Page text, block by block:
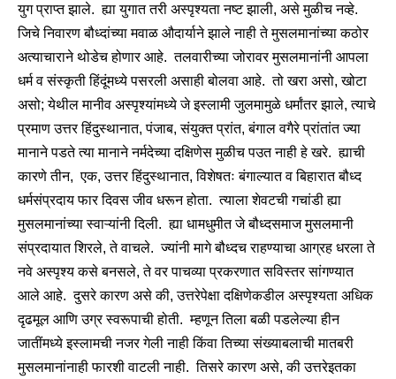
युग प्राप्त झाले. ह्या युगात तरी अस्पृश्यता नष्ट झाली, असे मुळीच नव्हे.
जिचे निवारण बौध्दांच्या मवाळ औदार्याने झाले नाही ते मुसलमानांच्या कठोर
अत्याचाराने थोडेच होणार आहे. तलवारीच्या जोरावर मुसलमानांनी आपला
धर्म व संस्कृती हिंदूंमध्ये पसरली असाही बोलवा आहे. तो खरा असो, खोटा
असो; येथील मानीव अस्पृश्यांमध्ये जे इस्लामी जुलमामुळे धर्मांतर झाले, त्याचे
प्रमाण उत्तर हिंदुस्थानात, पंजाब, संयुक्त प्रांत, बंगाल वगैरे प्रांतांत ज्या
मानाने पडते त्या मानाने नर्मदेच्या दक्षिणेस मुळीच पउत नाही हे खरे. ह्याची
कारणे तीन, एक, उत्तर हिंदुस्थानात, विशेषतः बंगाल्यात व बिहारात बौध्द
धर्मसंप्रदाय फार दिवस जीव धरून होता. त्याला शेवटची गचांडी ह्या
मुसलमानांच्या स्वाऱ्यांनी दिली. ह्या धामधुमीत जे बौध्दसमाज मुसलमानी
संप्रदायात शिरले, ते वाचले. ज्यांनी मागे बौध्दच राहण्याचा आग्रह धरला ते
नवे अस्पृश्य कसे बनसले, ते वर पाचव्या प्रकरणात सविस्तर सांगण्यात
आले आहे. दुसरे कारण असे की, उत्तरेपेक्षा दक्षिणेकडील अस्पृश्यता अधिक
दृढमूल आणि उग्र स्वरूपाची होती. म्हणून तिला बळी पडलेल्या हीन
जातींमध्ये इस्लामची नजर गेली नाही किंवा तिच्या संख्याबलाची मातबरी
मुसलमानांनाही फारशी वाटली नाही. तिसरे कारण असे, की उत्तरेइतका